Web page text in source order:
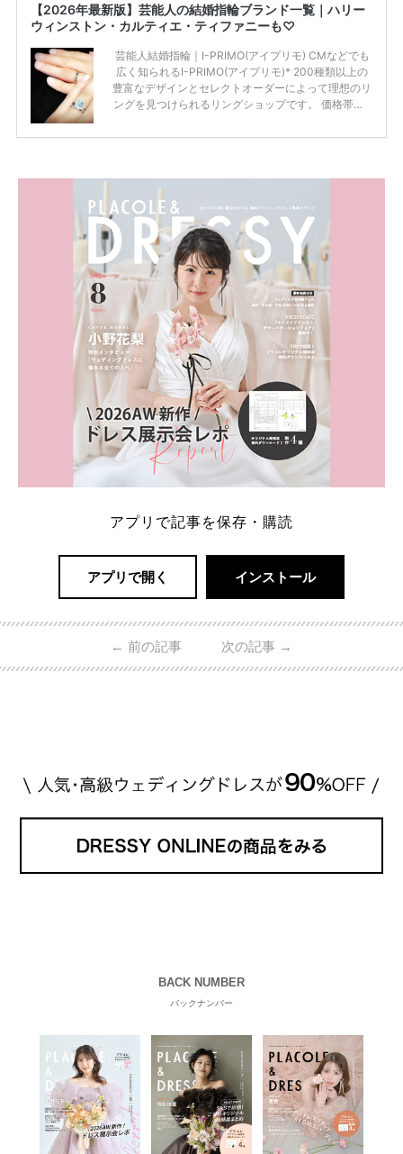
【2026年最新版】芸能人の結婚指輪ブランド一覧｜ハリー
ウィンストン・カルティエ・ティファニーも♡
芸能人結婚指輪｜I-PRIMO(アイプリモ) CMなどでも
広く知られるI-PRIMO(アイプリモ)* 200種類以上の
豊富なデザインとセレクトオーダーによって理想のリ
ングを見つけられるリングショップです。 価格帯は2
入が可能♩ コスパ的にも20代の若い夫婦に人気のよ
皆さま、ぜひ📺ご覧ください🙏🏻https://t.co/CqTMZ
Ns4lf… @ntv_penguin pic […]続きを読む
アプリで記事を保存・購読
アプリで開く インストール
← 前の記事 次の記事 →
BACK NUMBER
バックナンバー